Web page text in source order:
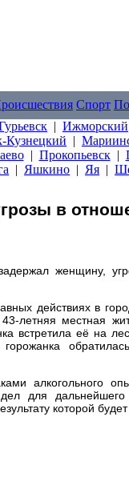
Спорт
| Ижморский
Кузнецкий |
| Прокопьевск|
| Яшкино | Яя |
в
женщину,
действиях в
летняя местная
встретила её на
горожанка
алкогольного
для дальнейшего
которой